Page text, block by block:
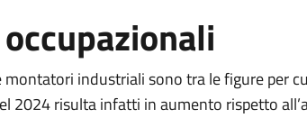
industriali sono tra le figure per
2024 risulta infatti in aumento rispetto